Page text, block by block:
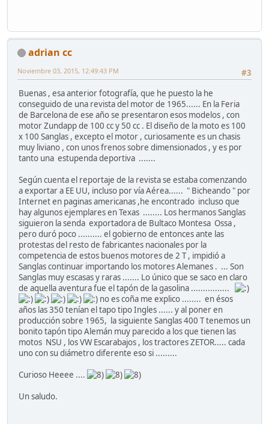
adrian cc
#3
Noviembre 03, 2015, 12:49:43 PM
Buenas , esa anterior fotografía, que he puesto la he
conseguido de una revista del motor de 1965...... En la Feria
de Barcelona de ese año se presentaron esos modelos , con
motor Zundapp de 100 cc y 50 cc . El diseño de la moto es 100
x 100 Sanglas , excepto el motor , curiosamente es un chasis
muy liviano , con unos frenos sobre dimensionados , y es por
tanto una estupenda deportiva .......
Según cuenta el reportaje de la revista se estaba comenzando
a exportar a EE UU, incluso por vía Aérea...... " Bicheando " por
Internet en paginas americanas ,he encontrado incluso que
hay algunos ejemplares en Texas ........ Los hermanos Sanglas
siguieron la senda exportadora de Bultaco Montesa Ossa ,
pero duró poco .......... el gobierno de entonces ante las
protestas del resto de fabricantes nacionales por la
competencia de estos buenos motores de 2 T , impidió a
Sanglas continuar importando los motores Alemanes . ... Son
Sanglas muy escasas y raras ....... Lo único que se saco en claro
de aquella aventura fue el tapón de la gasolina ................
no es coña me explico ........ en ésos
años las 350 tenían el tapo tipo Ingles ...... y al poner en
producción sobre 1965, la siguiente Sanglas 400 T tenemos un
bonito tapón tipo Alemán muy parecido a los que tienen las
motos NSU , los VW Escarabajos , los tractores ZETOR..... cada
uno con su diámetro diferente eso si .........
Curioso Heeee ....
Un saludo.